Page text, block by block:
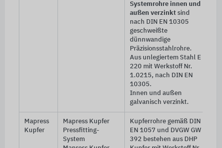
Systemrohre innen und
außen verzinktsind
nach DIN EN 10305
geschweißte
dünnwandige
Präzisionsstahlrohre.
Aus unlegiertem Stahl E
220 mit Werkstoff Nr.
1.0215, nach DIN EN
10305.
Innen und außen
galvanisch verzinkt.
Mapress
Kupfer
Mapress Kupfer
Pressfitting-
System
Kupferrohre gemäß DIN
EN 1057 und DVGW GW
392 bestehen aus DHP